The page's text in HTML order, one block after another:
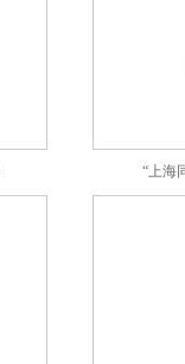
“上海